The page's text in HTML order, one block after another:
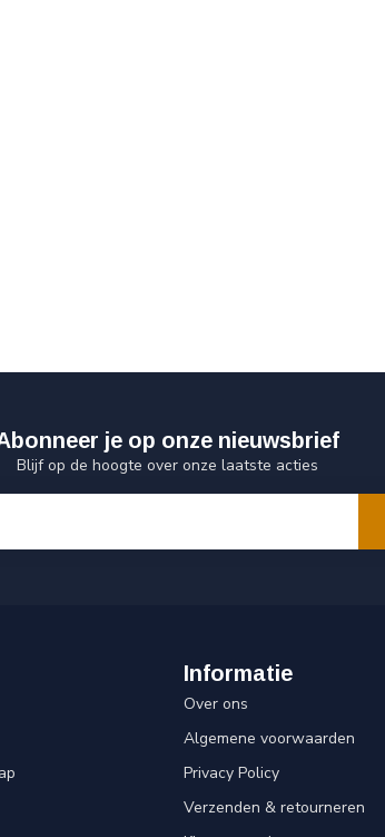
je op onze nieuwsbrief
Blijf op de hoogte over onze laatste acties
Informatie
Over ons
Algemene voorwaarden
Privacy Policy
Verzenden & retourneren